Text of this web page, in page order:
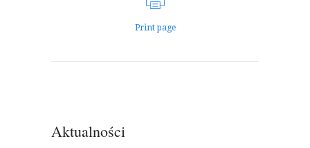
Print page
Aktualności